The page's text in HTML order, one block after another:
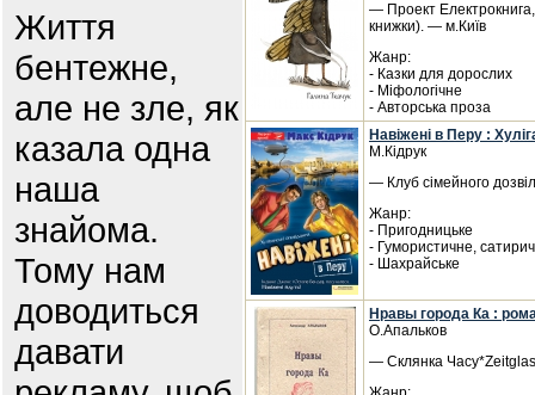
Життя
бентежне,
але не зле, як
казала одна
наша
знайома.
Тому нам
доводиться
давати
— Проект
книжки). — м.Київ
Жанр:
- Казки для дорослих
- Міфологічне
- Авторська проза
Навіжені в Перу :
М.Кідрук
— Клуб сімейного
Жанр:
- Пригодницьке
- Гумористичне,
- Шахрайське
Нравы города Ка :
О.Апальков
— Склянка